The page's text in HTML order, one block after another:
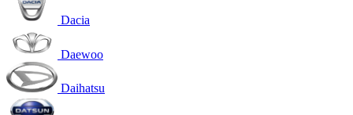
Dacia
Daewoo
Daihatsu